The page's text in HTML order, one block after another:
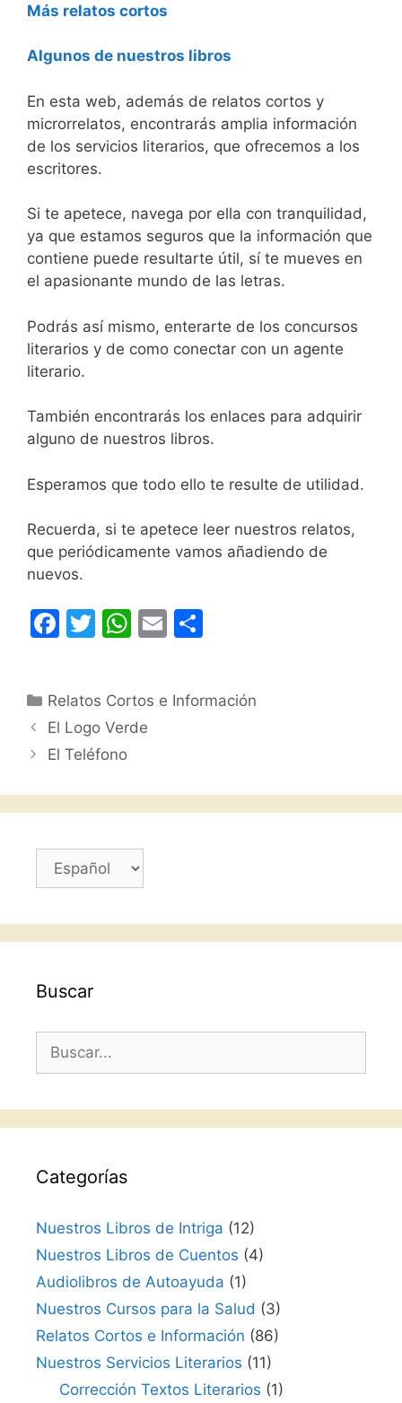
Más relatos cortos
Algunos de nuestros libros
En esta web, además de relatos cortos y
microrrelatos, encontrarás amplia información
de los servicios literarios, que ofrecemos a los
escritores.
Si te apetece, navega por ella con tranquilidad,
ya que estamos seguros que la información que
contiene puede resultarte útil, sí te mueves en
el apasionante mundo de las letras.
Podrás así mismo, enterarte de los concursos
literarios y de como conectar con un agente
literario.
También encontrarás los enlaces para adquirir
alguno de nuestros libros.
Esperamos que todo ello te resulte de utilidad.
Recuerda, si te apetece leer nuestros relatos,
que periódicamente vamos añadiendo de
nuevos.
F
e
b
o
o
k
T
er
W
s
A
p
E
l
p
Categorías
Relatos Cortos e Información
El Logo Verde
El Teléfono
Elegir
Buscar
Categorías
Nuestros Libros de Intriga (12)
Nuestros Libros de Cuentos (4)
Audiolibros de Autoayuda (1)
Nuestros Cursos para la Salud (3)
Relatos Cortos e Información (86)
Nuestros Servicios Literarios (11)
Corrección Textos Literarios (1)